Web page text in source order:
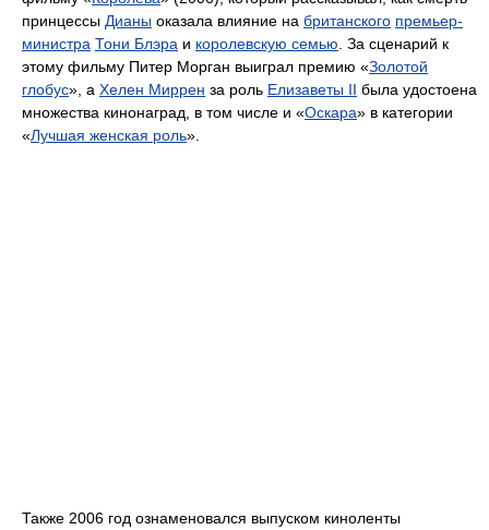
принцессы Дианы оказала влияние на британского премьер-
министра Тони Блэра и королевскую семью . За сценарий к
этому фильму Питер Морган выиграл премию «Золотой
глобус», а Хелен Миррен за роль Елизаветы II была удостоена
множества кинонаград, в том числе и «Оскара» в категории
«Лучшая женская роль».
Также 2006 год ознаменовался выпуском киноленты